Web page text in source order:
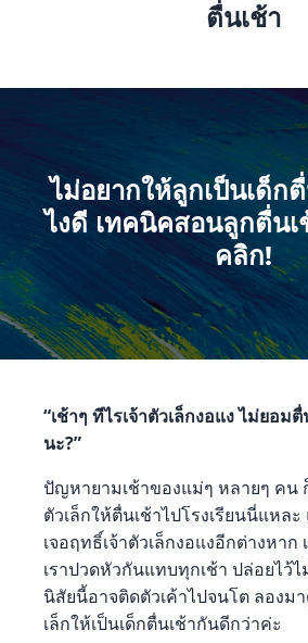
ตื่นเช้า
ไม่อยากให้ลูกเป็นเด็ก
ไงดี เทคนิคสอนลูกตื่น
คลิก!
“เช้าๆ ทีไรเจ้าตัวเล็กงอแง ไม่ยอม
นะ?”
ปัญหายามเช้าของแม่ๆ หลายๆ คน
ตัวเล็กให้ตื่นเช้าไปโรงเรียนนี่แหล
เจอฤทธิ์เจ้าตัวเล็กงอแงอีกต่างหาก
เราปวดหัวกันแทบทุกเช้า ปล่อยไว้ไ
นิสัยนี้อาจติดตัวเค้าไปจนโต ลองม
เล็กให้เป็นเด็กตื่นเช้ากันดีกว่าค่ะ